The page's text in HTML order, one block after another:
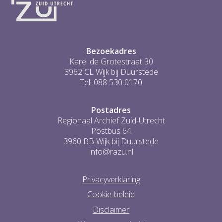
Bezoekadres
Karel de Grotestraat 30
3962 CL Wijk bij Duurstede
Tel: 088 530 0170
Postadres
Regionaal Archief Zuid-Utrecht
Postbus 64
3960 BB Wijk bij Duurstede
info@razu.nl
Privacyverklaring
Cookie-beleid
Disclaimer